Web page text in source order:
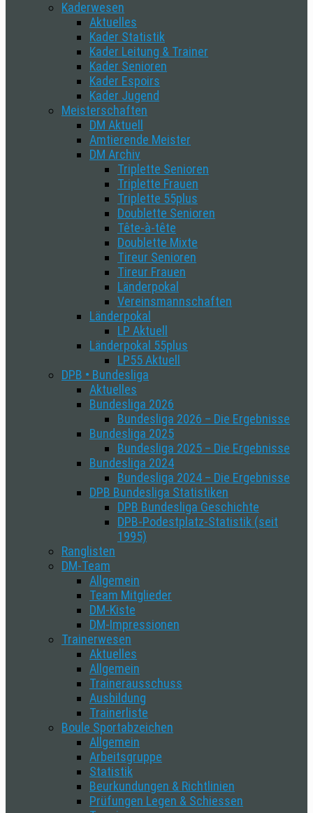
Kaderwesen
Aktuelles
Kader Statistik
Kader Leitung & Trainer
Kader Senioren
Kader Espoirs
Kader Jugend
Meisterschaften
DM Aktuell
Amtierende Meister
DM Archiv
Triplette Senioren
Triplette Frauen
Triplette 55plus
Doublette Senioren
Tête-à-tête
Doublette Mixte
Tireur Senioren
Tireur Frauen
Länderpokal
Vereinsmannschaften
Länderpokal
LP Aktuell
Länderpokal 55plus
LP55 Aktuell
DPB • Bundesliga
Aktuelles
Bundesliga 2026
Bundesliga 2026 – Die Ergebnisse
Bundesliga 2025
Bundesliga 2025 – Die Ergebnisse
Bundesliga 2024
Bundesliga 2024 – Die Ergebnisse
DPB Bundesliga Statistiken
DPB Bundesliga Geschichte
DPB-Podestplatz-Statistik (seit
1995)
Ranglisten
DM-Team
Allgemein
Team Mitglieder
DM-Kiste
DM-Impressionen
Trainerwesen
Aktuelles
Allgemein
Trainerausschuss
Ausbildung
Trainerliste
Boule Sportabzeichen
Allgemein
Arbeitsgruppe
Statistik
Beurkundungen & Richtlinien
Prüfungen Legen & Schiessen